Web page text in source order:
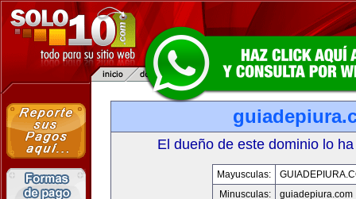
El dueño de este dominio lo
Mayusculas:
Minusculas:
guiadepiura.com